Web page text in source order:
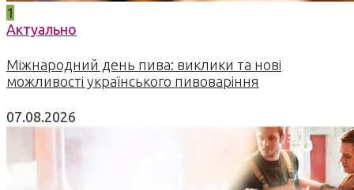
1
Актуально
Міжнародний день пива: виклики та нові
можливості українського пивоваріння
07.08.2026